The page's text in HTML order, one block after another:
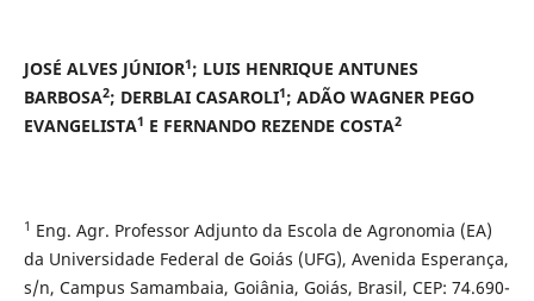
JOSÉ ALVES JÚNIOR1; LUIS HENRIQUE ANTUNES
BARBOSA2; DERBLAI CASAROLI1; ADÃO WAGNER PEGO
EVANGELISTA1 E FERNANDO REZENDE COSTA2
1 Eng. Agr. Professor Adjunto da Escola de Agronomia (EA)
da Universidade Federal de Goiás (UFG), Avenida Esperança,
s/n, Campus Samambaia, Goiânia, Goiás, Brasil, CEP: 74.690-